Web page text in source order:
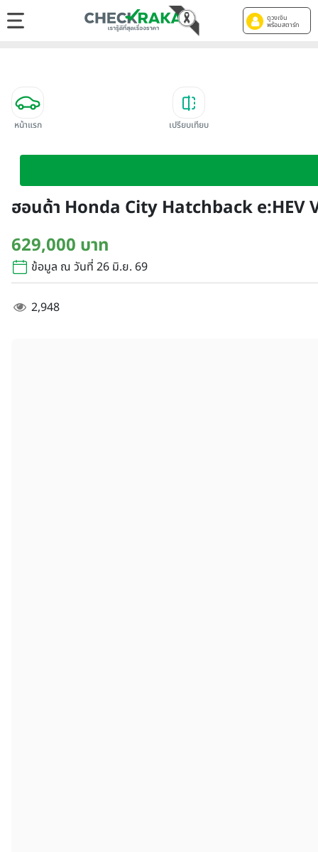
ดูวงเงิน
พร้อมสตาร์ท
หน้าแรก เปรียบเทียบ
ฮอนด้า Honda City Hatchback e:HEV
629,000 บาท
ข้อมูล ณ วันที่ 26 มิ.ย. 69
2,948